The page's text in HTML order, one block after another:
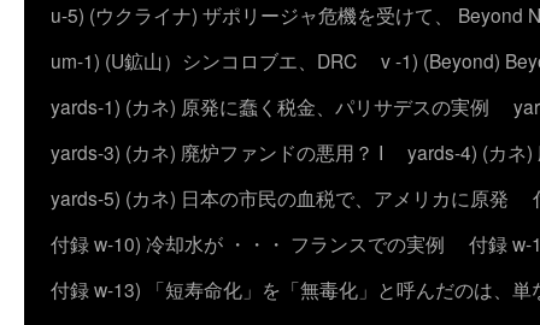
u-5) (ウクライナ) ザポリージャ危機を受けて、 Beyond
um-1) (U鉱山）シンコロブエ、DRC
v -1) (Beyond)
yards-1) (カネ) 原発に蠢く税金、パリサデスの実例
yards-3) (カネ) 廃炉ファンドの悪用？ I
yards-4) (カネ
yards-5) (カネ) 日本の市民の血税で、アメリカに原発
付録 w-10) 冷却水が ・・・ フランスでの実例
付録 w-
付録 w-13) 「短寿命化」を「無毒化」と呼んだのは、